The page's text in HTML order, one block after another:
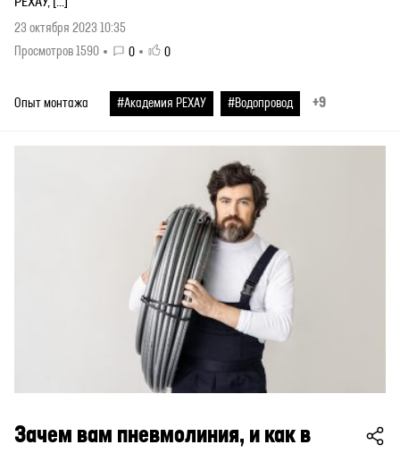
23 октября 2023 10:35
Просмотров 1590
0 0
Опыт монтажа #Академия РЕХАУ #Водопровод +9
Зачем вам пневмолиния, и как в